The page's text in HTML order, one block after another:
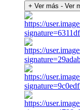
+ Ver más - Ver